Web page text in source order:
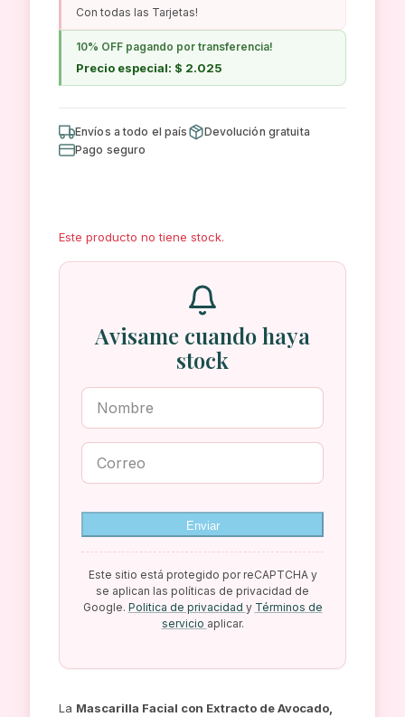
Con todas las Tarjetas!
10% OFF pagando por transferencia!
Precio especial: $ 2.025
Envíos a todo el país
Devolución gratuita
Pago seguro
Este producto no tiene stock.
Avisame cuando haya
stock
Enviar
Este sitio está protegido por reCAPTCHA y
se aplican las políticas de privacidad de
Google. Politica de privacidad y Términos de
servicio aplicar.
La Mascarilla Facial con Extracto de Avocado,